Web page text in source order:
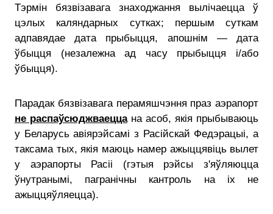
Тэрмін бязвізавага знаходжання вылічаецца ў
цэлых каляндарных сутках; першым суткам
адпавядае дата прыбыцця, апошнім — дата
ўбыцця (незалежна ад часу прыбыцця і/або
ўбыцця).
Парадак бязвізавага перамяшчэння праз аэрапорт
не распаўсюджваеццана асоб, якія прыбываюць
у Беларусь авіярэйсамі з Расійскай Федэрацыі, а
таксама тых, якія маюць намер ажыццявіць вылет
у аэрапорты Расіі (гэтыя рэйсы з'яўляюцца
ўнутранымі, пагранічны кантроль на іх не
ажыццяўляецца).